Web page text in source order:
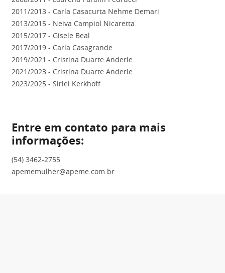
2011/2013 - Carla Casacurta Nehme Demari
2013/2015 - Neiva Campiol Nicaretta
2015/2017 - Gisele Beal
2017/2019 - Carla Casagrande
2019/2021 - Cristina Duarte Anderle
2021/2023 - Cristina Duarte Anderle
2023/2025 - Sirlei Kerkhoff
Entre em contato para mais
informações:
(54) 3462-2755
apememulher@apeme.com.br